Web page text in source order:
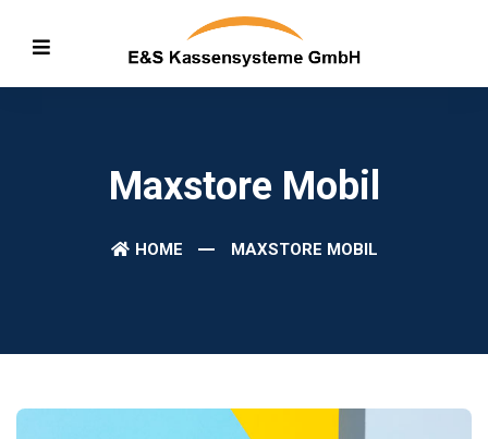
Maxstore Mobil
HOME MAXSTORE MOBIL